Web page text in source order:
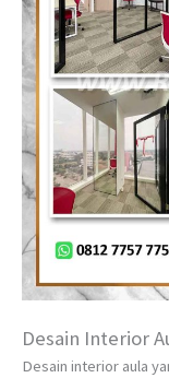
Desain Interior
Desain interior aula